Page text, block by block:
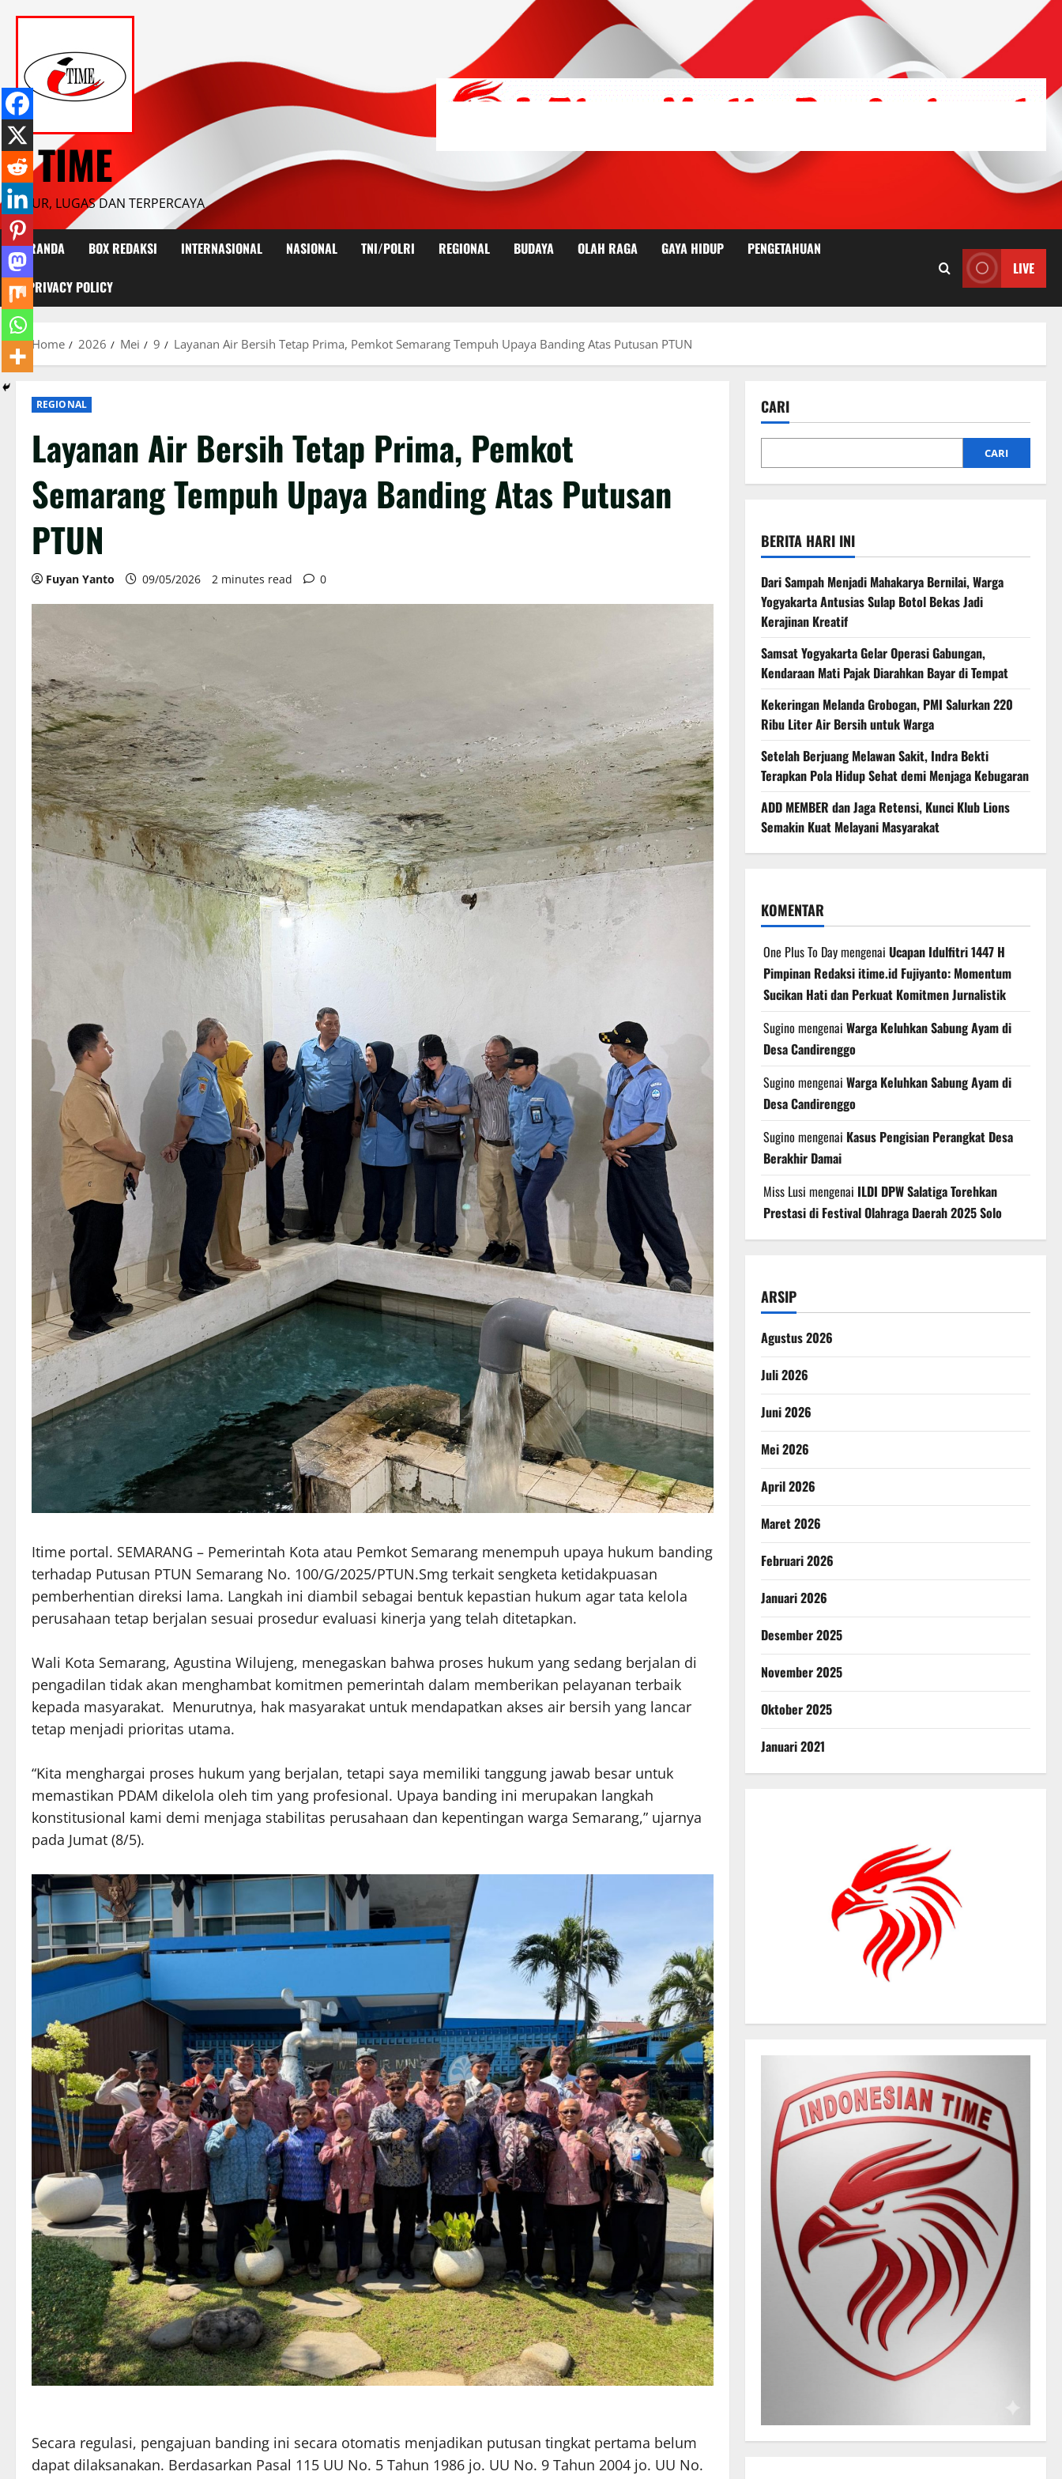
I TIME
JUJUR, LUGAS DAN TERPERCAYA
BERANDA BOX REDAKSI INTERNASIONAL NASIONAL TNI/POLRI REGIONAL BUDAYA OLAH RAGA GAYA HIDUP PENGETAHUAN
PRIVACY POLICY
LIVE
Home 2026 Mei 9 Layanan Air Bersih Tetap Prima, Pemkot Semarang Tempuh Upaya Banding Atas Putusan PTUN
REGIONAL
Layanan Air Bersih Tetap Prima, Pemkot
Semarang Tempuh Upaya Banding Atas Putusan
PTUN
Fuyan Yanto 09/05/2026 2 minutes read 0
Itime portal. SEMARANG – Pemerintah Kota atau Pemkot Semarang menempuh upaya hukum banding
terhadap Putusan PTUN Semarang No. 100/G/2025/PTUN.Smg terkait sengketa ketidakpuasan
pemberhentian direksi lama. Langkah ini diambil sebagai bentuk kepastian hukum agar tata kelola
perusahaan tetap berjalan sesuai prosedur evaluasi kinerja yang telah ditetapkan.
Wali Kota Semarang, Agustina Wilujeng, menegaskan bahwa proses hukum yang sedang berjalan di
pengadilan tidak akan menghambat komitmen pemerintah dalam memberikan pelayanan terbaik
kepada masyarakat. Menurutnya, hak masyarakat untuk mendapatkan akses air bersih yang lancar
tetap menjadi prioritas utama.
“Kita menghargai proses hukum yang berjalan, tetapi saya memiliki tanggung jawab besar untuk
memastikan PDAM dikelola oleh tim yang profesional. Upaya banding ini merupakan langkah
konstitusional kami demi menjaga stabilitas perusahaan dan kepentingan warga Semarang,” ujarnya
pada Jumat (8/5).
Secara regulasi, pengajuan banding ini secara otomatis menjadikan putusan tingkat pertama belum
dapat dilaksanakan. Berdasarkan Pasal 115 UU No. 5 Tahun 1986 jo. UU No. 9 Tahun 2004 jo. UU No.
CARI
CARI
BERITA HARI INI
Dari Sampah Menjadi Mahakarya Bernilai, Warga
Yogyakarta Antusias Sulap Botol Bekas Jadi
Kerajinan Kreatif
Samsat Yogyakarta Gelar Operasi Gabungan,
Kendaraan Mati Pajak Diarahkan Bayar di Tempat
Kekeringan Melanda Grobogan, PMI Salurkan 220
Ribu Liter Air Bersih untuk Warga
Setelah Berjuang Melawan Sakit, Indra Bekti
Terapkan Pola Hidup Sehat demi Menjaga Kebugaran
ADD MEMBER dan Jaga Retensi, Kunci Klub Lions
Semakin Kuat Melayani Masyarakat
KOMENTAR
One Plus To Daymengenai Ucapan Idulfitri 1447 H
Pimpinan Redaksi itime.id Fujiyanto: Momentum
Sucikan Hati dan Perkuat Komitmen Jurnalistik
Sugino mengenai Warga Keluhkan Sabung Ayam di
Desa Candirenggo
Sugino mengenai Warga Keluhkan Sabung Ayam di
Desa Candirenggo
Sugino mengenai Kasus Pengisian Perangkat Desa
Berakhir Damai
Miss Lusi mengenai ILDI DPW Salatiga Torehkan
Prestasi di Festival Olahraga Daerah 2025 Solo
ARSIP
Agustus 2026
Juli 2026
Juni 2026
Mei 2026
April 2026
Maret 2026
Februari 2026
Januari 2026
Desember 2025
November 2025
Oktober 2025
Januari 2021